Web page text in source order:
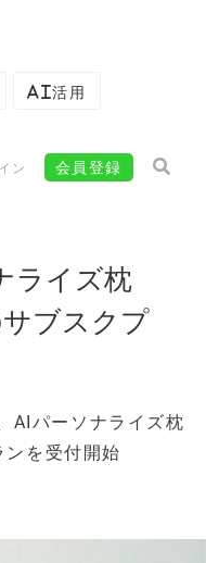
AI活用
ン 会員登録
ライズ枕
サブスクプ
AIパーソナライズ枕
ンを受付開始